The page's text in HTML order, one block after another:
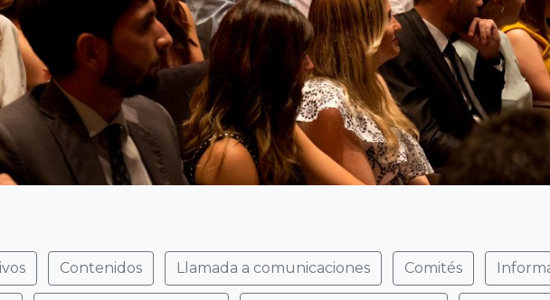
Contenidos Llamada a comunicaciones Comités